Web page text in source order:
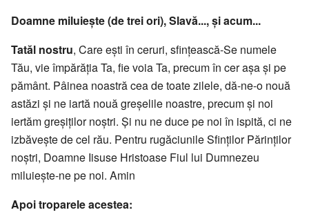
Doamne miluiește (de trei ori), Slavă..., și acum...
Tatăl nostru, Care ești în ceruri, sfin­țească-Se numele
Tău, vie împărăția Ta, fie voia Ta, precum în cer așa și pe
pă­mânt. Pâinea noastră cea de toate zilele, dă-ne-o nouă
astăzi și ne iartă nouă greșelile noastre, precum și noi
iertăm greșiților noș­tri. Și nu ne duce pe noi în ispită, ci ne
izbă­vește de cel rău. Pentru rugăciunile Sfinților Părinților
noștri, Doamne Iisuse Hristoase Fiul lui Dumnezeu
miluiește-ne pe noi. Amin
Apoi troparele acestea: